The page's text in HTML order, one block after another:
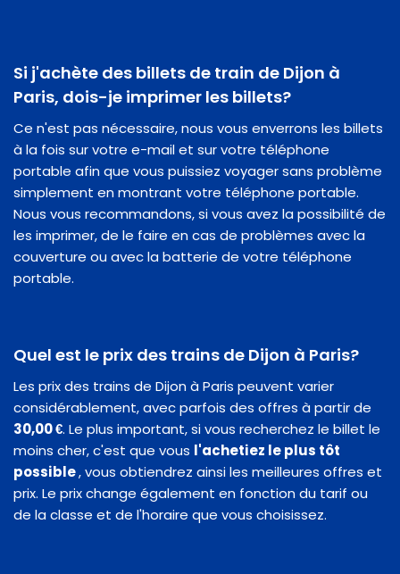
Si j'achète des billets de train de Dijon à
Paris, dois-je imprimer les billets?
Ce n'est pas nécessaire, nous vous enverrons les billets
à la fois sur votre e-mail et sur votre téléphone
portable afin que vous puissiez voyager sans problème
simplement en montrant votre téléphone portable.
Nous vous recommandons, si vous avez la possibilité de
les imprimer, de le faire en cas de problèmes avec la
couverture ou avec la batterie de votre téléphone
portable.
Quel est le prix des trains de Dijon à Paris?
Les prix des trains de Dijon à Paris peuvent varier
considérablement, avec parfois des offres à partir de
30,00 €. Le plus important, si vous recherchez le billet le
moins cher, c'est que vous l'achetiez le plus tôt
possible, vous obtiendrez ainsi les meilleures offres et
prix. Le prix change également en fonction du tarif ou
de la classe et de l'horaire que vous choisissez.